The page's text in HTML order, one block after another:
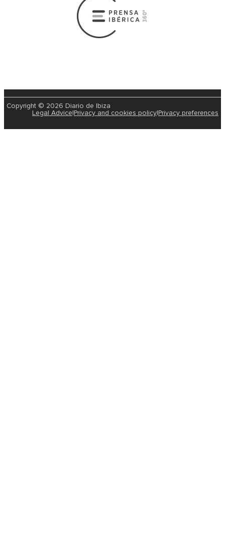
Copyright © 2026 Diario de Ibiza
Legal Advice|Privacy and cookies policy|Privacy preferences